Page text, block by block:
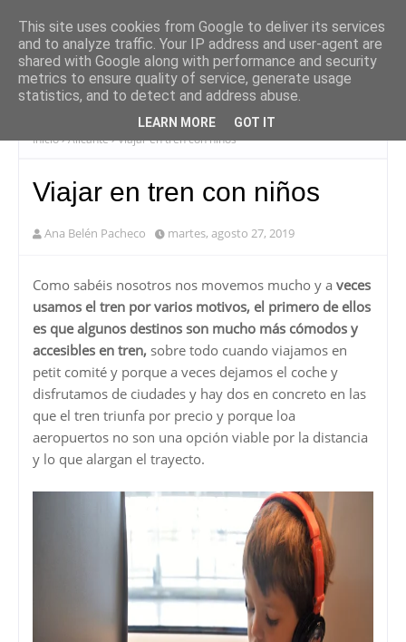
Inicio Alicante Viajar en tren con niños
Viajar en tren con niños
Ana Belén Pacheco martes, agosto 27, 2019
Como sabéis nosotros nos movemos mucho y a veces
usamos el tren por varios motivos, el primero de ellos
es que algunos destinos son mucho más cómodos y
accesibles en tren, sobre todo cuando viajamos en
petit comité y porque a veces dejamos el coche y
disfrutamos de ciudades y hay dos en concreto en las
que el tren triunfa por precio y porque loa
aeropuertos no son una opción viable por la distancia
y lo que alargan el trayecto.
This site uses cookies from Google to deliver its services
and to analyze traffic. Your IP address and user-agent are
shared with Google along with performance and security
metrics to ensure quality of service, generate usage
statistics, and to detect and address abuse.
LEARN MORE GOT IT